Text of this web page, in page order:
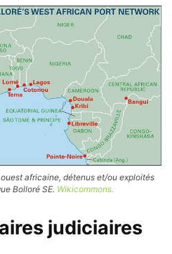
africaine, détenus et/ou exploités
Bolloré SE. Wikicommons.
judiciaires